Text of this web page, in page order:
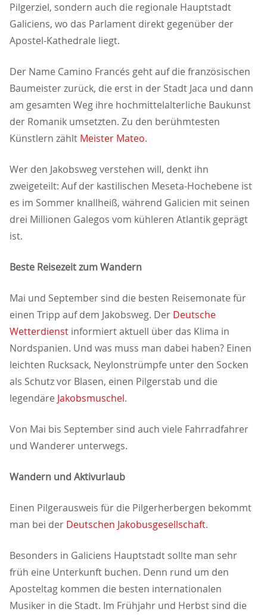
Pilgerziel, sondern auch die regionale Hauptstadt
Galiciens, wo das Parlament direkt gegenüber der
Apostel-Kathedrale liegt.
Der Name Camino Francés geht auf die französischen
Baumeister zurück, die erst in der Stadt Jaca und dann
am gesamten Weg ihre hochmittelalterliche Baukunst
der Romanik umsetzten. Zu den berühmtesten
Künstlern zählt Meister Mateo.
Wer den Jakobsweg verstehen will, denkt ihn
zweigeteilt: Auf der kastilischen Meseta-Hochebene ist
es im Sommer knallheiß, während Galicien mit seinen
drei Millionen Galegos vom kühleren Atlantik geprägt
ist.
Beste Reisezeit zum Wandern
Mai und September sind die besten Reisemonate für
einen Tripp auf dem Jakobsweg. Der Deutsche
Wetterdienst informiert aktuell über das Klima in
Nordspanien. Und was muss man dabei haben? Einen
leichten Rucksack, Neylonstrümpfe unter den Socken
als Schutz vor Blasen, einen Pilgerstab und die
legendäre Jakobsmuschel.
Von Mai bis September sind auch viele Fahrradfahrer
und Wanderer unterwegs.
Wandern und Aktivurlaub
Einen Pilgerausweis für die Pilgerherbergen bekommt
man bei der Deutschen Jakobusgesellschaft.
Besonders in Galiciens Hauptstadt sollte man sehr
früh eine Unterkunft buchen. Denn rund um den
Aposteltag kommen die besten internationalen
Musiker in die Stadt. Im Frühjahr und Herbst sind die